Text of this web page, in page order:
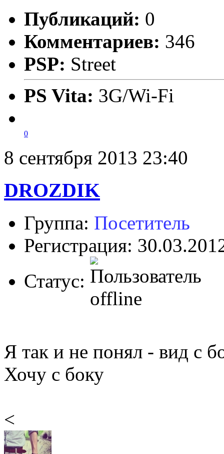
Публикаций: 0
Комментариев: 346
PSP: Street
PS Vita: 3G/Wi-Fi
0
8 сентября 2013 23:40
DROZDIK
Группа: Посетитель
Регистрация:
Статус:
Я так и не понял - вид с
Хочу с боку
<